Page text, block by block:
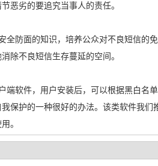
恶劣的要追究当事人的责任。
防面的知识，培养公众对不良短信的
除不良短信生存蔓延的空间。
软件，用户安装后，可以根据黑白名
保护的一种很好的办法。该类软件我们
。